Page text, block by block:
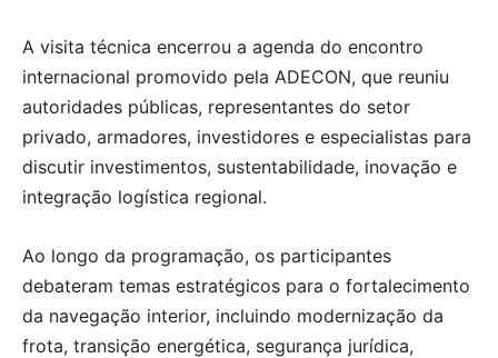
A visita técnica encerrou a agenda do encontro
internacional promovido pela ADECON, que reuniu
autoridades públicas, representantes do setor
privado, armadores, investidores e especialistas para
discutir investimentos, sustentabilidade, inovação e
integração logística regional.
Ao longo da programação, os participantes
debateram temas estratégicos para o fortalecimento
da navegação interior, incluindo modernização da
frota, transição energética, segurança jurídica,